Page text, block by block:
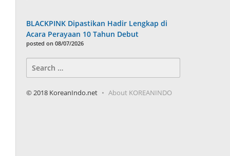
BLACKPINK Dipastikan Hadir Lengkap di
Acara Perayaan 10 Tahun Debut
posted on 08/07/2026
for:
© 2018 KoreanIndo.net About KOREANINDO